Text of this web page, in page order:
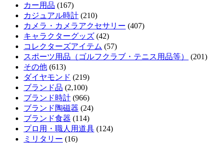
カー用品 (167)
カジュアル時計 (210)
カメラ・カメラアクセサリー (407)
キャラクターグッズ (42)
コレクターズアイテム (57)
スポーツ用品（ゴルフクラブ・テニス用品等）
(201)
その他 (613)
ダイヤモンド (219)
ブランド品 (2,100)
ブランド時計 (966)
ブランド陶磁器 (24)
ブランド食器 (114)
プロ用・職人用道具 (124)
ミリタリー (16)